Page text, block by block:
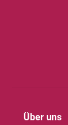
Über uns